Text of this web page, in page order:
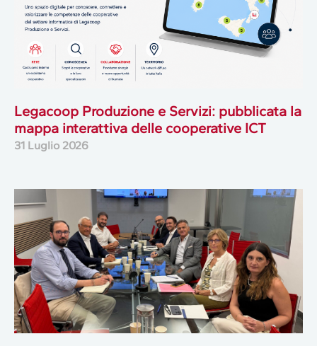
Legacoop Produzione e Servizi: pubblicata la
mappa interattiva delle cooperative ICT
31 Luglio 2026